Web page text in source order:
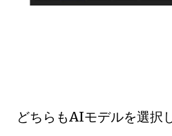
どちらもAIモデルを選択